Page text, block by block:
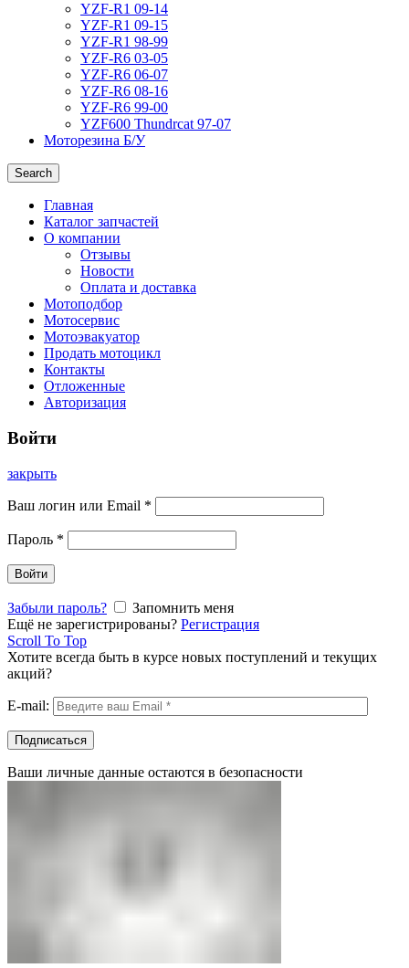
YZF-R1 09-14
YZF-R1 09-15
YZF-R1 98-99
YZF-R6 03-05
YZF-R6 06-07
YZF-R6 08-16
YZF-R6 99-00
YZF600 Thundrcat 97-07
Моторезина Б/У
Search
Главная
Каталог запчастей
О компании
Отзывы
Новости
Оплата и доставка
Мотоподбор
Мотосервис
Мотоэвакуатор
Продать мотоцикл
Контакты
Отложенные
Авторизация
Войти
закрыть
Ваш логин или Email *
Пароль *
Войти
Забыли пароль?
Запомнить меня
Ещё не зарегистрированы? Регистрация
Scroll To Top
Хотите всегда быть в курсе новых поступлений и текущих
акций?
E-mail:
Ваши личные данные остаются в безопасности